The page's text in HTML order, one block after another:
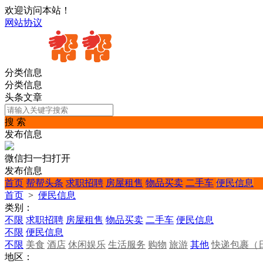
欢迎访问本站！
网站协议
分类信息
分类信息
头条文章
搜 索
发布信息
微信扫一扫打开
发布信息
首页 帮帮头条 求职招聘 房屋租售 物品买卖 二手车 便民信息
首页 > 便民信息
类别：
不限 求职招聘 房屋租售 物品买卖 二手车 便民信息
不限 便民信息
不限 美食 酒店 休闲娱乐 生活服务 购物 旅游 其他 快递包裹（
地区：